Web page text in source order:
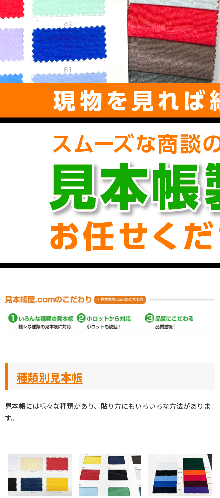
種類別見本帳
見本帳には様々な種類があり、貼り方にもいろいろな方法がありま
す。